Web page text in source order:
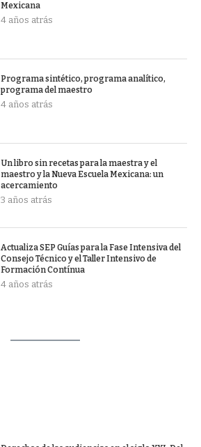
Mexicana
4 años atrás
Programa sintético, programa analítico,
programa del maestro
4 años atrás
Un libro sin recetas para la maestra y el
maestro y la Nueva Escuela Mexicana: un
acercamiento
3 años atrás
Actualiza SEP Guías para la Fase Intensiva del
Consejo Técnico y el Taller Intensivo de
Formación Contínua
4 años atrás